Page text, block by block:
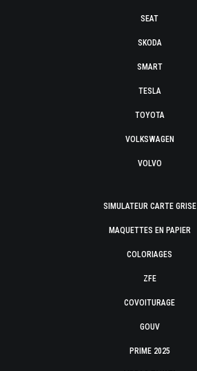
SEAT
SKODA
SMART
TESLA
TOYOTA
VOLKSWAGEN
VOLVO
SIMULATEUR CARTE GRISE
MAQUETTES EN PAPIER
COLORIAGES
ZFE
COVOITURAGE
GOUV
PRIME 2025